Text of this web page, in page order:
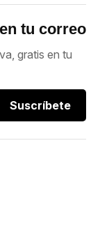
tu correo
gratis en tu
Suscríbete